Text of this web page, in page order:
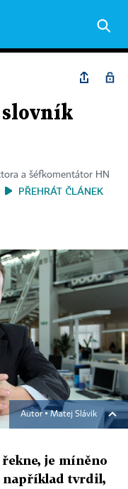
slovník
a šéfkomentátor HN
PŘEHRÁT ČLÁNEK
Autor ▪ Matej Slávik
řekne, je míněno
například tvrdil,